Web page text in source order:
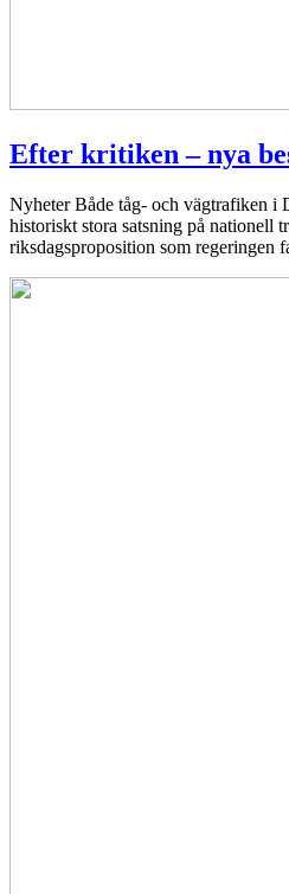
Efter kritiken – nya
Nyheter Både tåg- och vägtrafiken i
historiskt stora satsning på nationell
riksdagsproposition som regeringen